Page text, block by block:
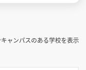
ャンパスのある学校を表示